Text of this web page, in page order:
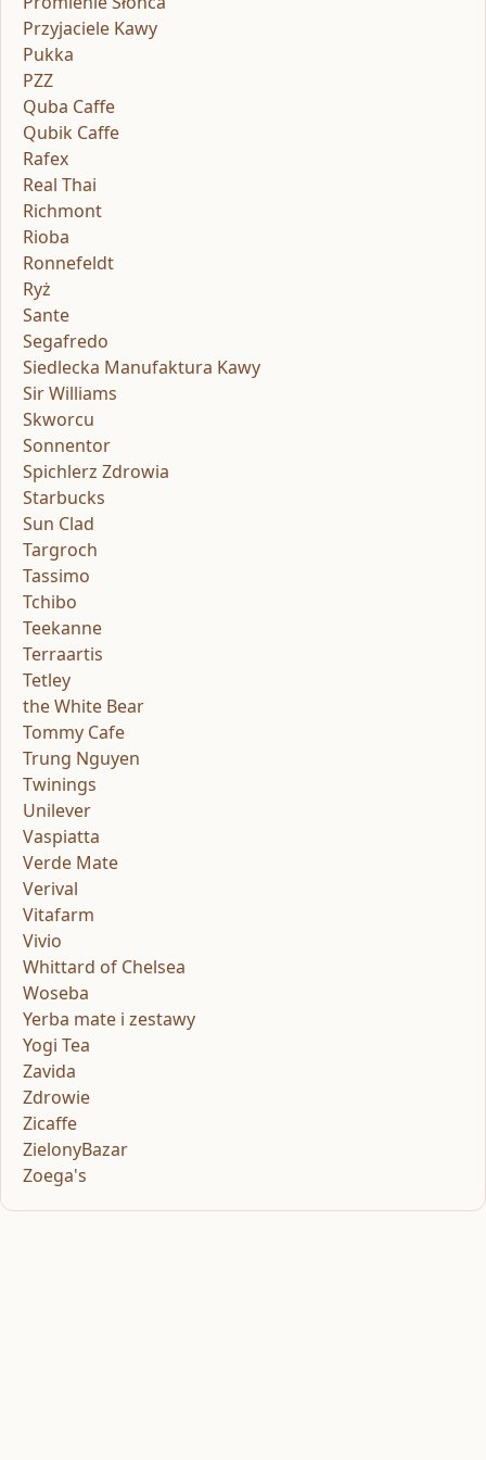
Przyjaciele Kawy
Pukka
PZZ
Quba Caffe
Qubik Caffe
Rafex
Real Thai
Richmont
Rioba
Ronnefeldt
Ryż
Sante
Segafredo
Siedlecka Manufaktura Kawy
Sir Williams
Skworcu
Sonnentor
Spichlerz Zdrowia
Starbucks
Sun Clad
Targroch
Tassimo
Tchibo
Teekanne
Terraartis
Tetley
the White Bear
Tommy Cafe
Trung Nguyen
Twinings
Unilever
Vaspiatta
Verde Mate
Verival
Vitafarm
Vivio
Whittard of Chelsea
Woseba
Yerba mate i zestawy
Yogi Tea
Zavida
Zdrowie
Zicaffe
ZielonyBazar
Zoega's